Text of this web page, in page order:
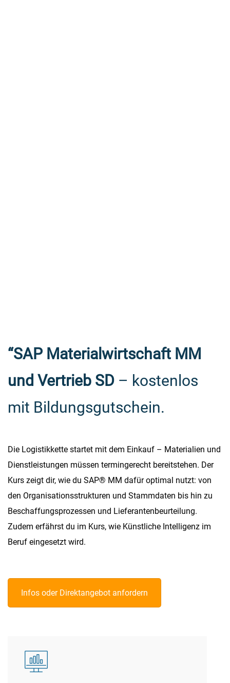
“SAP Materialwirtschaft MM
und Vertrieb SD – kostenlos
mit Bildungsgutschein.
Die Logistikkette startet mit dem Einkauf – Materialien und
Dienstleistungen müssen termingerecht bereitstehen. Der
Kurs zeigt dir, wie du SAP® MM dafür optimal nutzt: von
den Organisationsstrukturen und Stammdaten bis hin zu
Beschaffungsprozessen und Lieferantenbeurteilung.
Zudem erfährst du im Kurs, wie Künstliche Intelligenz im
Beruf eingesetzt wird.
Infos oder Direktangebot anfordern